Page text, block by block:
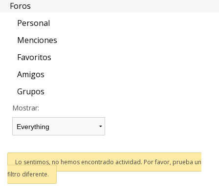
Foros
Personal
Menciones
Favoritos
Amigos
Grupos
Mostrar:
Lo sentimos, no hemos encontrado actividad. Por favor, prueba un
filtro diferente.